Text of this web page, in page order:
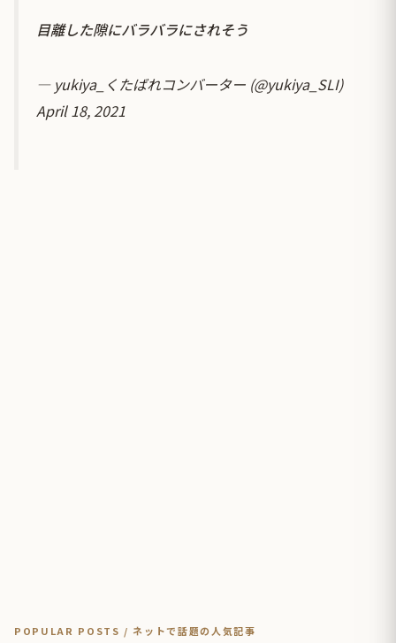
目離した隙にバラバラにされそう
— yukiya_くたばれコンバーター (@yukiya_SLI)
April 18, 2021
POPULAR POSTS / ネットで話題の人気記事